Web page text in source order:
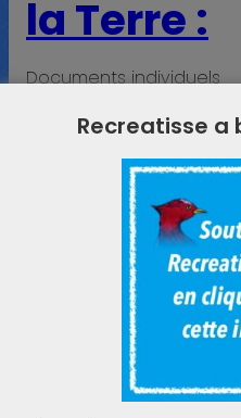
la Terre :
Documents individuels
Recreatisse a